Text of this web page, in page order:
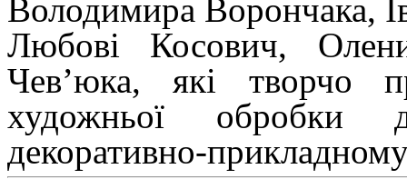
Володимира Ворончака,
Любові Косович,
Чев’юка, які творчо
художньої обробки
декоративно-